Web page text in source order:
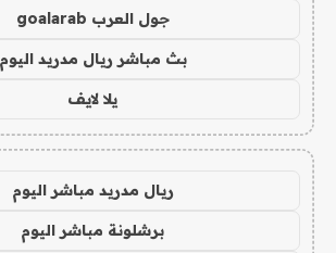
جول العرب goalarab
بث مباشر ريال مدريد اليوم
يلا لايف
ريال مدريد مباشر اليوم
برشلونة مباشر اليوم